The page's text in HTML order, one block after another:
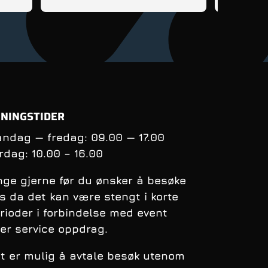
— fredag: 09.00 — 17.00
10.00 – 16.00
gjerne før du ønsker å besøke
da det kan være stengt i korte
i forbindelse med event
service oppdrag.
er mulig å avtale besøk utenom